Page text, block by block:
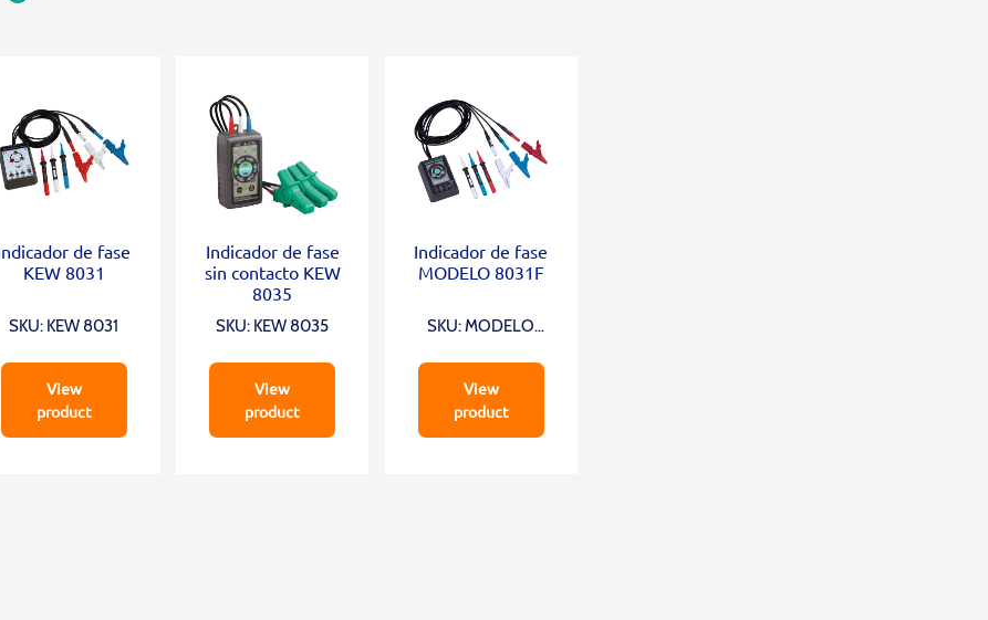
de fase
KEW 8031
SKU: KEW 8031
View
product
Indicador de fase
sin contacto KEW
8035
SKU: KEW 8035
View
product
Indicador de fase
MODELO 8031F
SKU: MODELO
View
product